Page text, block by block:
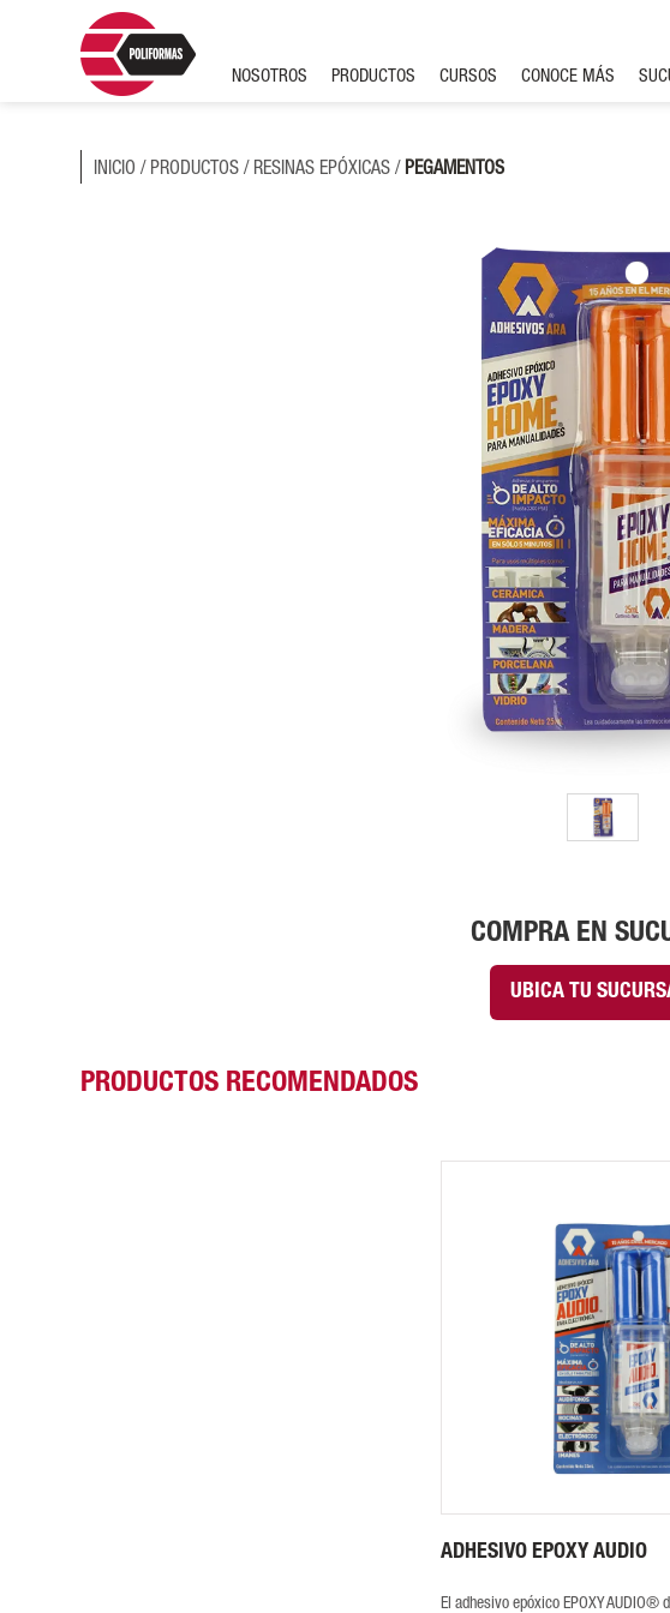
NOSOTROS PRODUCTOS CURSOS CONOCE MÁS
INICIO / PRODUCTOS / RESINAS EPÓXICAS / PEGAMENTOS
COMPRA EN
UBICA TU
PRODUCTOS RECOMENDADOS
ADHESIVO EPOXY AUDIO
El adhesivo epóxico EPOXY AUDIO®